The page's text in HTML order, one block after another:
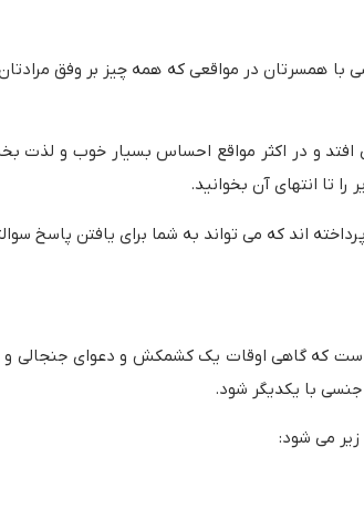
با همسرتان در مواقعی که همه چیز بر وفق
و در اکثر مواقع احساس بسیار خوب و لذت
تا انتهای آن بخوانید.
اند که می تواند به شما برای یافتن پاسخ
است که گاهی اوقات یک کشمکش و دعوای جنجالی
جنسی با یکدیگر شود.
زیر می شود: